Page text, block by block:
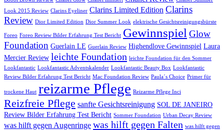
Look 2015 Review Clarins Eyeliner Clarins Limited Edition Clarins
Review Dior Limited Edition Dior Summer Look elektrische Gesichtsreinigungsbürste
Foreo Foreo Review Bilder Erfahrung Test Bericht GewinnspielGlow
Foundation Guerlain LE Guerlain Review Highendlove Gewinnspiel Laura
Mercier Review leichte Foundation leichte Foundation für den Sommer
Lookfantastic Lookfantastic Adventskalender Lookfantastic Beauty Box Lookfantastic
Review Bilder Erfahrung Test Bericht Mac Foundation Review Paula´s Choice Primer für
trockene Haut reizarme Pflege Reizarme Pflege Inci
Reizfreie Pflege sanfte Gesichtsreinigung SOL DE JANEIRO
Review Bilder Erfahrung Test Bericht Sommer Foundation Urban Decay Review
was hilft gegen Augenringe was hilft gegen Falten was hilft gegen